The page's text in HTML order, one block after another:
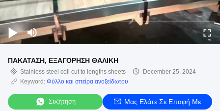
ΠΑΚΑΤΑΣΗ, ΕΞΑΓΟΡΗΣΗ ΘΑΛΙΚΗ
Stainless steel coil cut to lengths sheets
December 25, 2024
Keyword: Φύλλο και σπείρα ανοξείδωτου
Συζήτηση Μας Ελάτε Σε Επαφή Με